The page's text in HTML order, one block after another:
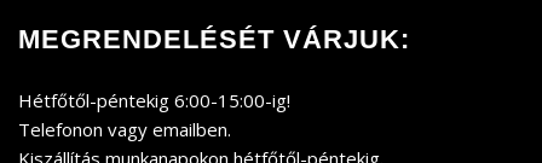
MEGRENDELÉSÉT VÁRJUK:
Hétfőtől-péntekig 6:00-15:00-ig!
Telefonon vagy emailben.
Kiszállítás munkanapokon hétfőtől-péntekig.